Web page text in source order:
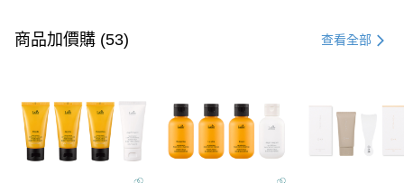
信用卡一次付款
3 期 0 利率 每期NT$312
合作金庫商業銀行
第一商業銀行
華南商業銀行
彰化商業銀行
6 期 0 利率 每期 NT$156 21家銀行
合作金庫商業銀行
第一商業銀行
超商取貨付款
商品加價購 (53) 查看全部